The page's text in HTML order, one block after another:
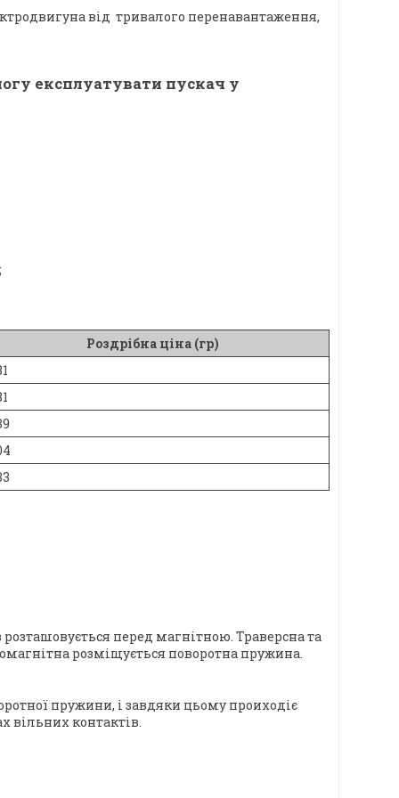
від тривалого перенавантаження,
експлуатувати пускач у
Роздрібна ціна (гр)
перед магнітною. Траверсна та
розміщується поворотна пружина.
пружини, і завдяки цьому проиходіє
вільних контактів.